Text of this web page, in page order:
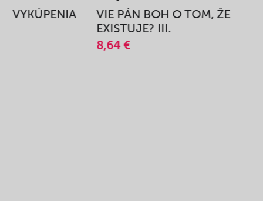
VYKÚPENIA
VIE PÁN BOH O TOM, ŽE
EXISTUJE? III.
8,64 €